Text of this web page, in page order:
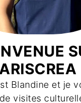
Blandine et je
visites